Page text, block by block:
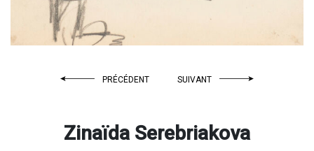
PRÉCÉDENT SUIVANT
Zinaïda Serebriakova